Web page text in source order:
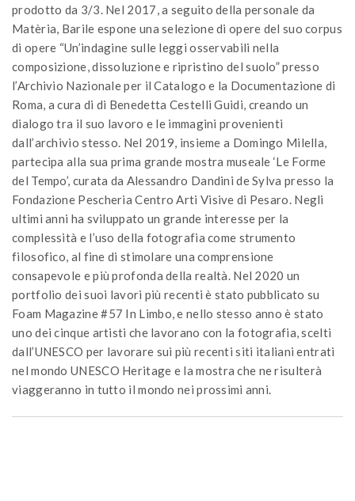
prodotto da 3/3. Nel 2017, a seguito della personale da
Matèria, Barile espone una selezione di opere del suo corpus
di opere “Un’indagine sulle leggi osservabili nella
composizione, dissoluzione e ripristino del suolo” presso
l’Archivio Nazionale per il Catalogo e la Documentazione di
Roma, a cura di di Benedetta Cestelli Guidi, creando un
dialogo tra il suo lavoro e le immagini provenienti
dall’archivio stesso. Nel 2019, insieme a Domingo Milella,
partecipa alla sua prima grande mostra museale ‘Le Forme
del Tempo’, curata da Alessandro Dandini de Sylva presso la
Fondazione Pescheria Centro Arti Visive di Pesaro. Negli
ultimi anni ha sviluppato un grande interesse per la
complessità e l’uso della fotografia come strumento
filosofico, al fine di stimolare una comprensione
consapevole e più profonda della realtà. Nel 2020 un
portfolio dei suoi lavori più recenti è stato pubblicato su
Foam Magazine #57 In Limbo, e nello stesso anno è stato
uno dei cinque artisti che lavorano con la fotografia, scelti
dall’UNESCO per lavorare sui più recenti siti italiani entrati
nel mondo UNESCO Heritage e la mostra che ne risulterà
viaggeranno in tutto il mondo nei prossimi anni.